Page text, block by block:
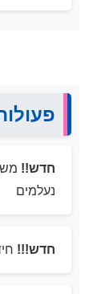
חדש!!
נעלמים
חדש!!!